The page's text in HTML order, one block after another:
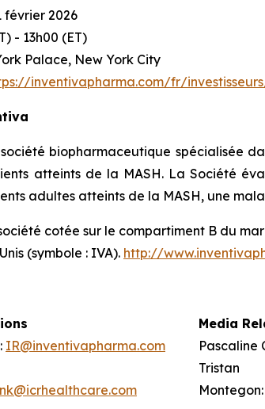
février 2026
- 13h00 (ET)
Palace, New York City
inventivapharma.com/fr/
biopharmaceutique spécialisée
atteints de la MASH. La Société
adultes atteints de la MASH, une
cotée sur le compartiment B du
(symbole : IVA). http://
IR@inventivapharma.com
Media
Pascaline
Montegon: